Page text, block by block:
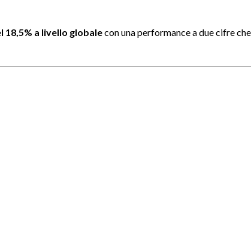
18,5% a livello globalecon una performance a due cifre